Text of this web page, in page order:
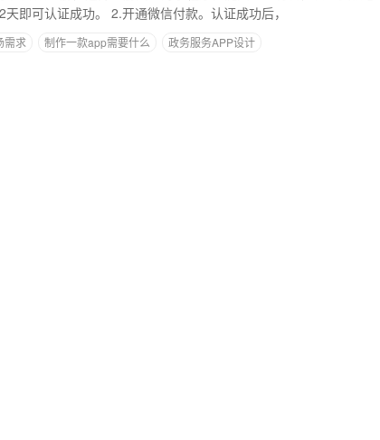
等。上传官方认证函，支付认证费用，1-2天即可认证成功。 2.开通微信付款。认证成功后，
需求 制作一款app需要什么
政务服务APP设计